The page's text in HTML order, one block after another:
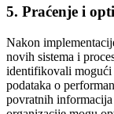
5. Praćenje i
Nakon
novih sistema i
identifikovali mogući
podataka o
povratnih